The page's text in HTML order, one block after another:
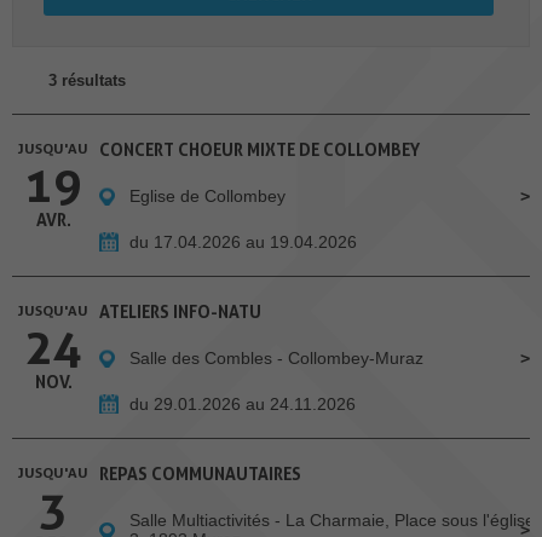
3 résultats
JUSQU'AU
19
AVR.
CONCERT CHOEUR MIXTE DE COLLOMBEY
Eglise de Collombey
du 17.04.2026 au 19.04.2026
JUSQU'AU
24
NOV.
ATELIERS INFO-NATU
Salle des Combles - Collombey-Muraz
du 29.01.2026 au 24.11.2026
JUSQU'AU
3
REPAS COMMUNAUTAIRES
Salle Multiactivités - La Charmaie, Place sous l'église